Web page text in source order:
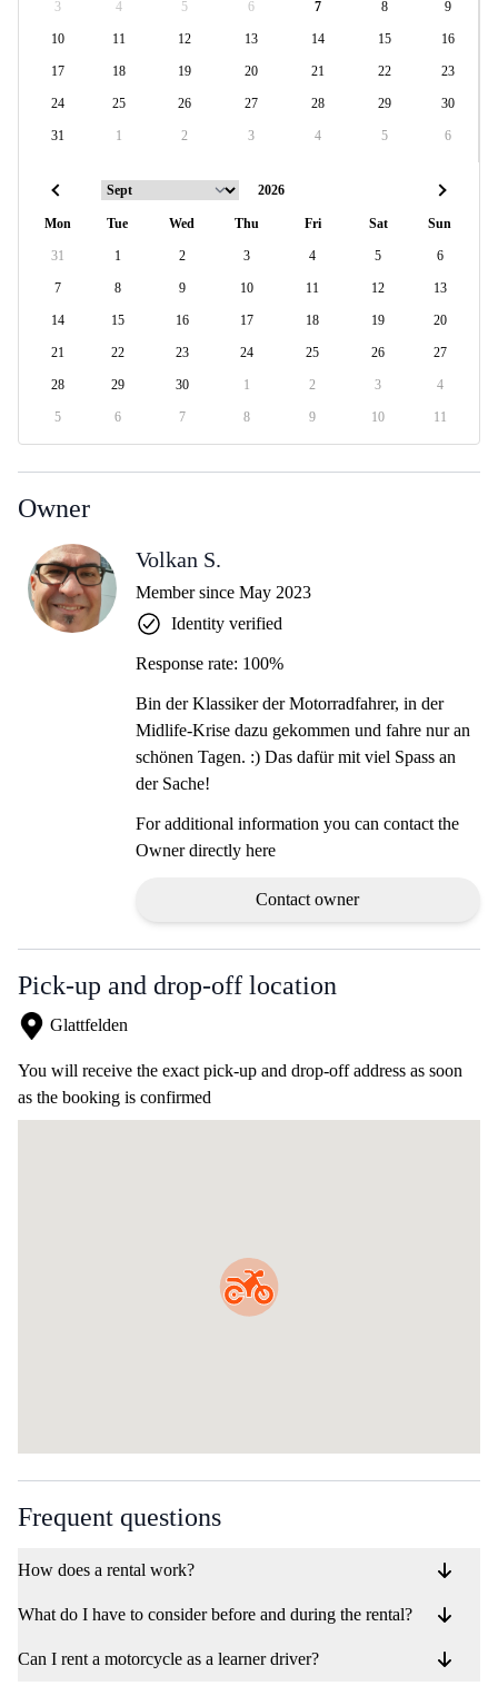
3 4 5 6 7 8 9
10 11 12 13 14 15 16
17 18 19 20 21 22 23
24 25 26 27 28 29 30
31 1 2 3 4 5 6
Mon Tue Wed Thu Fri Sat Sun
31 1 2 3 4 5 6
7 8 9 10 11 12 13
14 15 16 17 18 19 20
21 22 23 24 25 26 27
28 29 30 1 2 3 4
5 6 7 8 9 10 11
Owner
Volkan S.
Member since May 2023
Identity verified
Response rate: 100%
Bin der Klassiker der Motorradfahrer, in der
Midlife-Krise dazu gekommen und fahre nur an
schönen Tagen. :) Das dafür mit viel Spass an
der Sache!
For additional information you can contact the
Owner directly here
Contact owner
Pick-up and drop-off location
Glattfelden
You will receive the exact pick-up and drop-off address as soon
as the booking is confirmed
Frequent questions
How does a rental work?
What do I have to consider before and during the rental?
Can I rent a motorcycle as a learner driver?